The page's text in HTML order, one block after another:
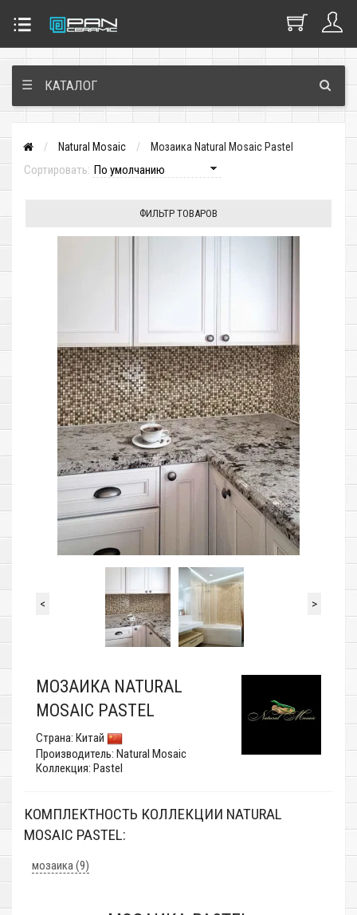
☰ КАТАЛОГ
Natural Mosaic Мозаика Natural Mosaic Pastel
Сортировать:
ФИЛЬТР ТОВАРОВ
< >
МОЗАИКА NATURAL
MOSAIC PASTEL
Страна: Китай
Производитель: Natural Mosaic
Коллекция: Pastel
КОМПЛЕКТНОСТЬ КОЛЛЕКЦИИ NATURAL
MOSAIC PASTEL:
мозаика (9)